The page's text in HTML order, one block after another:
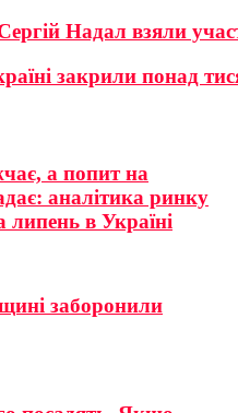
Надал взяли
закрили понад
а попит на
аналітика ринку
липень в Україні
заборонили